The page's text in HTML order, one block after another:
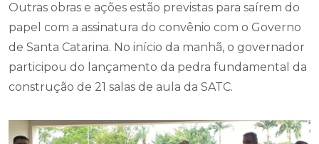
Outras obras e ações estão previstas para saírem do
papel com a assinatura do convênio com o Governo
de Santa Catarina. No início da manhã, o governador
participou do lançamento da pedra fundamental da
construção de 21 salas de aula da SATC.